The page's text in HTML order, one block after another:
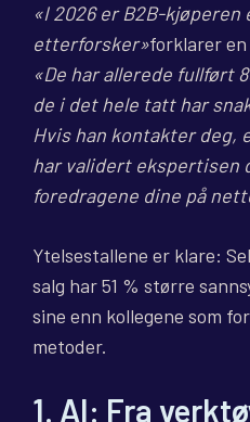
«I 2026 er B2B-kjøperen
etterforsker»forklarer
«De har allerede fullført
de i det hele tatt har
Hvis han kontakter deg,
har validert ekspertisen
foredragene dine på
Ytelsestallene er klare:
salg har 51 % større
sine enn kollegene som
metoder.
1. AI: Fra